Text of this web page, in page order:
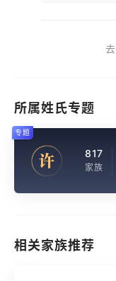
所属姓氏专题
许 817
家族
专题
相关家族推荐